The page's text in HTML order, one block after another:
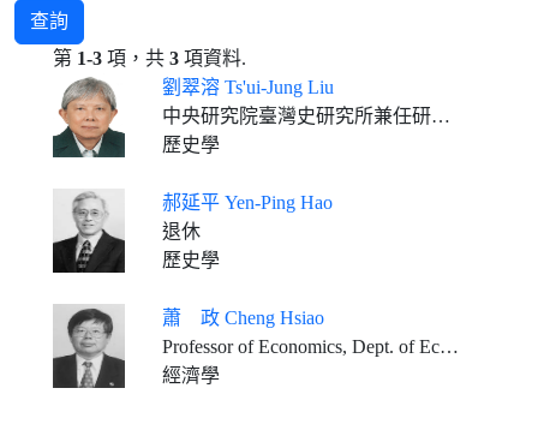
查詢
第 1-3 項，共 3 項資料.
劉翠溶 Ts'ui-Jung Liu
中央研究院臺灣史研究所兼任研究員
歷史學
郝延平 Yen-Ping Hao
退休
歷史學
蕭 政 Cheng Hsiao
Professor of Economics, Dept. of Economics, University of Southern California, U.S.A.
經濟學